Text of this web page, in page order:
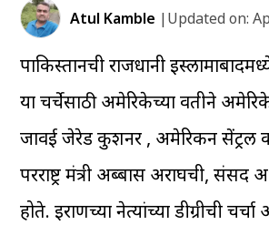
Atul Kamble |Updated on:
पाकिस्तानची राजधानी
या चर्चेसाठी अमेरिकेच्या वतीने अमेरिकेचे
जावई जेरेड कुशनर , अमेरिकन सेंट्रल
परराष्ट्र मंत्री अब्बास अराघची,
होते. इराणच्या नेत्यांच्या डीग्रीची